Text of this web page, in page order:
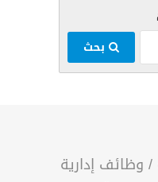
/ وظائف إدارية